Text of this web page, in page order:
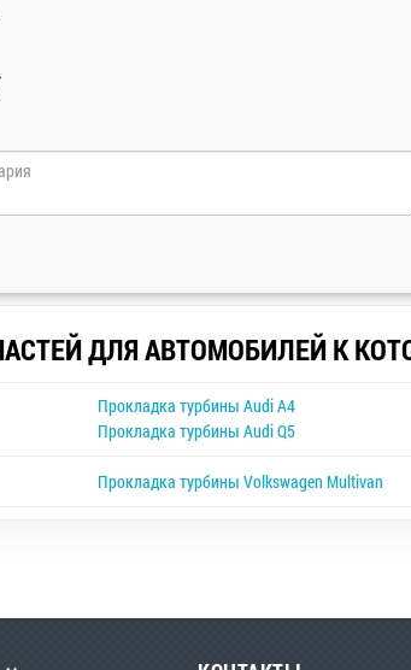
ДЛЯ АВТОМОБИЛЕЙ К
Прокладка турбины Audi A4
Прокладка турбины Audi Q5
Прокладка турбины Volkswagen Multivan